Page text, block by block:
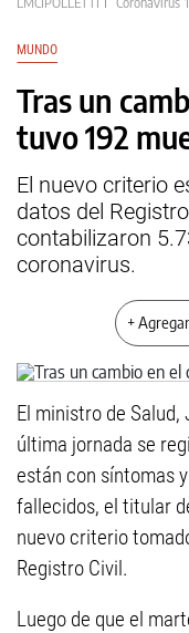
MUNDO
Tras un
tuvo 192
El nuevo criterio
datos del
contabilizaron
coronavirus.
+
El ministro de
última jornada se
están con síntomas
fallecidos, el titular
nuevo criterio
Registro Civil.
Luego de que el